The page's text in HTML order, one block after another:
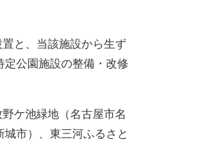
と、当該施設から生ず
公園施設の整備・改修
ケ池緑地（名古屋市名
市）、東三河ふるさと